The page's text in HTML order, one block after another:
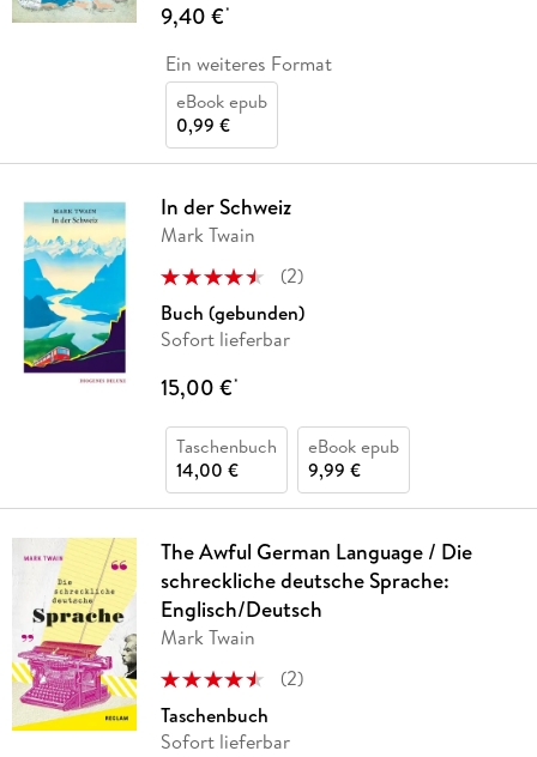
9,40 €*
Ein weiteres Format
eBook epub
0,99 €
In der Schweiz
Mark Twain
(2)
Buch (gebunden)
Sofort lieferbar
15,00 €*
Taschenbuch
14,00 €
eBook epub
9,99 €
The Awful German Language / Die
schreckliche deutsche Sprache:
Englisch/Deutsch
Mark Twain
(2)
Taschenbuch
Sofort lieferbar